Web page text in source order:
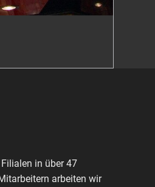
in über 47
arbeiten wir